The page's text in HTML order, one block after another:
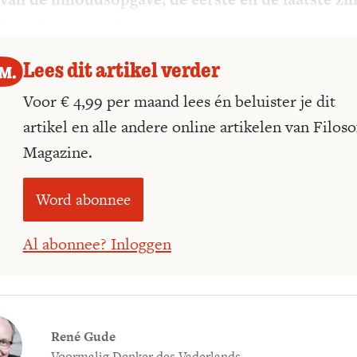
Lees dit artikel verder
Voor € 4,99 per maand lees én beluister je dit
artikel en alle andere online artikelen van
Magazine.
Word abonnee
Al abonnee? Inloggen
René Gude